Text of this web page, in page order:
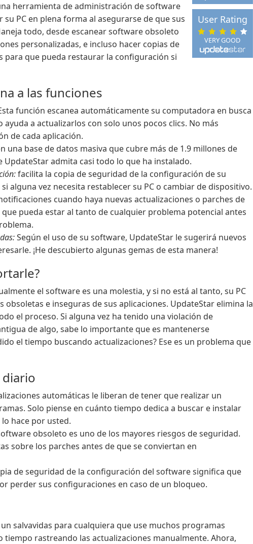
VERY GOOD
User Rating
herramienta de administración de software
PC en plena forma al asegurarse de que sus
todo, desde escanear software obsoleto
personalizadas, e incluso hacer copias de
para que pueda restaurar la configuración si
a las funciones
función escanea automáticamente su computadora en busca
a actualizarlos con solo unos pocos clics. No más
de cada aplicación.
una base de datos masiva que cubre más de 1.9 millones de
admita casi todo lo que ha instalado.
facilita la copia de seguridad de la configuración de su
alguna vez necesita restablecer su PC o cambiar de dispositivo.
cuando haya nuevas actualizaciones o parches de
pueda estar al tanto de cualquier problema potencial antes
Según el uso de su software, UpdateStar le sugerirá nuevos
¡He descubierto algunas gemas de esta manera!
el software es una molestia, y si no está al tanto, su PC
e inseguras de sus aplicaciones. UpdateStar elimina la
el proceso. Si alguna vez ha tenido una violación de
de algo, sabe lo importante que es mantenerse
el tiempo buscando actualizaciones? Ese es un problema que
diario
automáticas le liberan de tener que realizar un
Solo piense en cuánto tiempo dedica a buscar e instalar
hace por usted.
obsoleto es uno de los mayores riesgos de seguridad.
sobre los parches antes de que se conviertan en
de seguridad de la configuración del software significa que
perder sus configuraciones en caso de un bloqueo.
salvavidas para cualquiera que use muchos programas
tiempo rastreando las actualizaciones manualmente. Ahora,